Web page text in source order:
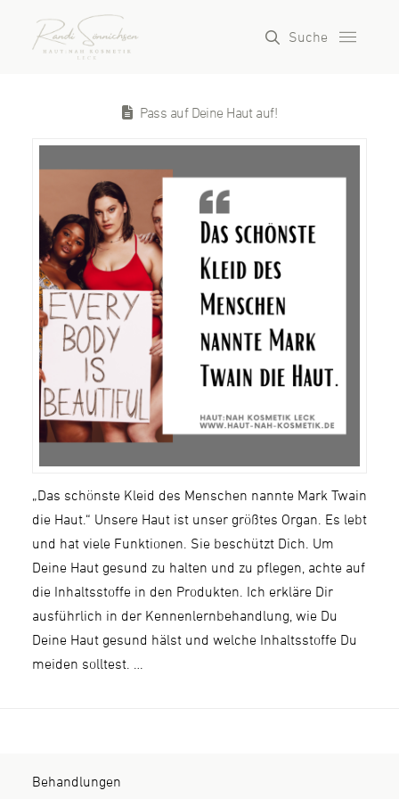
Suche
Pass auf Deine Haut auf!
„Das schönste Kleid des Menschen nannte Mark Twain
die Haut.“ Unsere Haut ist unser größtes Organ. Es lebt
und hat viele Funktionen. Sie beschützt Dich. Um
Deine Haut gesund zu halten und zu pflegen, achte auf
die Inhaltsstoffe in den Produkten. Ich erkläre Dir
ausführlich in der Kennenlernbehandlung, wie Du
Deine Haut gesund hälst und welche Inhaltsstoffe Du
meiden solltest. …
Behandlungen